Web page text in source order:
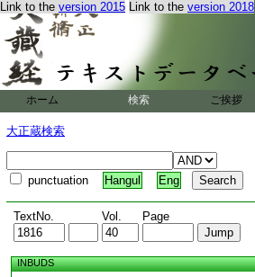
Link to the version 2015 Link to the version 2018
ホーム 検索 ご挨拶
大正蔵検索
punctuation Hangul Eng
TextNo. Vol. Page
INBUDS